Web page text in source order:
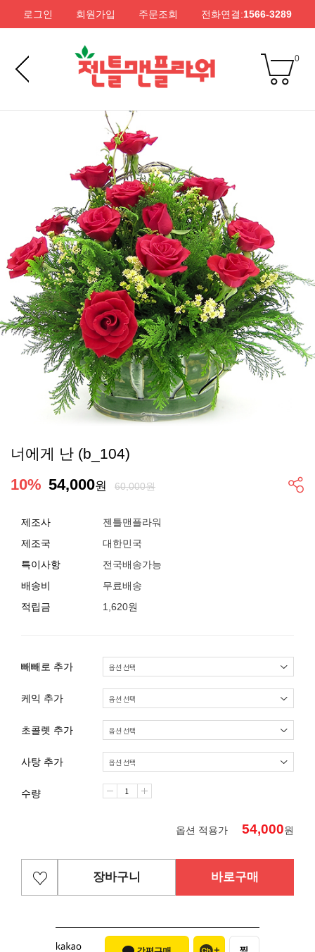
로그인 회원가입 주문조회 전화연결:1566-3289
0
너에게 난 (b_104)
10% 54,000원 60,000원
제조사
젠틀맨플라워
제조국
대한민국
특이사항
전국배송가능
배송비
무료배송
적립금
1,620원
빼빼로 추가
케익 추가
초콜렛 추가
사탕 추가
수량
옵션 적용가 54,000원
장바구니 바로구매